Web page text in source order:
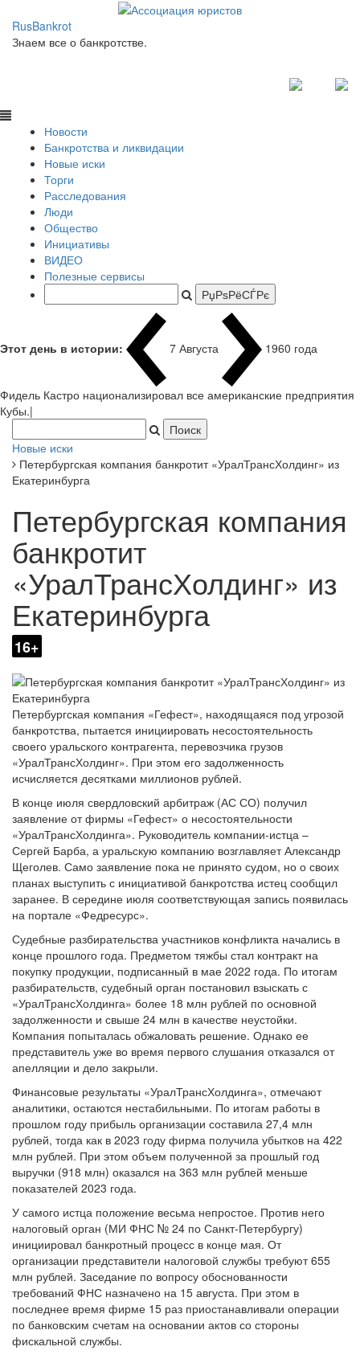
RusBankrot
Знаем все о банкротстве.
Новости
Банкротства и ликвидации
Новые иски
Торги
Расследования
Люди
Общество
Инициативы
ВИДЕО
Полезные сервисы
Этот день в истории: 7 Августа 1960 года
Фидель Кастро национализировал все американские предприятия
Кубы.|
Новые иски
Петербургская компания банкротит «УралТрансХолдинг» из
Екатеринбурга
Петербургская компания
банкротит
«УралТрансХолдинг» из
Екатеринбурга
16+
Петербургская компания «Гефест», находящаяся под угрозой
банкротства, пытается инициировать несостоятельность
своего уральского контрагента, перевозчика грузов
«УралТрансХолдинг». При этом его задолженность
исчисляется десятками миллионов рублей.
В конце июля свердловский арбитраж (АС СО) получил
заявление от фирмы «Гефест» о несостоятельности
«УралТрансХолдинга». Руководитель компании-истца –
Сергей Барба, а уральскую компанию возглавляет Александр
Щеголев. Само заявление пока не принято судом, но о своих
планах выступить с инициативой банкротства истец сообщил
заранее. В середине июля соответствующая запись появилась
на портале «Федресурс».
Судебные разбирательства участников конфликта начались в
конце прошлого года. Предметом тяжбы стал контракт на
покупку продукции, подписанный в мае 2022 года. По итогам
разбирательств, судебный орган постановил взыскать с
«УралТрансХолдинга» более 18 млн рублей по основной
задолженности и свыше 24 млн в качестве неустойки.
Компания попыталась обжаловать решение. Однако ее
представитель уже во время первого слушания отказался от
апелляции и дело закрыли.
Финансовые результаты «УралТрансХолдинга», отмечают
аналитики, остаются нестабильными. По итогам работы в
прошлом году прибыль организации составила 27,4 млн
рублей, тогда как в 2023 году фирма получила убытков на 422
млн рублей. При этом объем полученной за прошлый год
выручки (918 млн) оказался на 363 млн рублей меньше
показателей 2023 года.
У самого истца положение весьма непростое. Против него
налоговый орган (МИ ФНС № 24 по Санкт-Петербургу)
инициировал банкротный процесс в конце мая. От
организации представители налоговой службы требуют 655
млн рублей. Заседание по вопросу обоснованности
требований ФНС назначено на 15 августа. При этом в
последнее время фирме 15 раз приостанавливали операции
по банковским счетам на основании актов со стороны
фискальной службы.